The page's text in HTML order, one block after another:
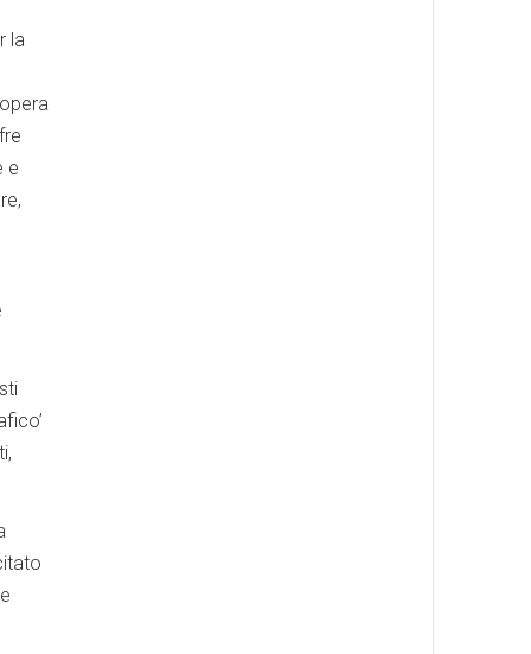
la
e